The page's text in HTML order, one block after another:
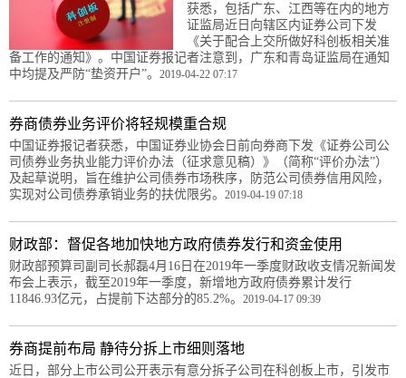
获悉，包括广东、江西等在内的地方
证监局近日向辖区内证券公司下发
《关于配合上交所做好科创板相关准
备工作的通知》。中国证券报记者注意到，广东和青岛证监局在通知
中均提及严防“垫资开户”。 2019-04-22 07:17
券商债券业务评价将轻规模重合规
中国证券报记者获悉，中国证券业协会日前向券商下发《证券公司公
司债券业务执业能力评价办法（征求意见稿）》（简称“评价办法”）
及起草说明，旨在维护公司债券市场秩序，防范公司债券信用风险，
实现对公司债券承销业务的扶优限劣。 2019-04-19 07:18
财政部：督促各地加快地方政府债券发行和资金使用
财政部预算司副司长郝磊4月16日在2019年一季度财政收支情况新闻发
布会上表示，截至2019年一季度，新增地方政府债券累计发行
11846.93亿元，占提前下达部分的85.2%。 2019-04-17 09:39
券商提前布局 静待分拆上市细则落地
近日，部分上市公司公开表示有意分拆子公司在科创板上市，引发市